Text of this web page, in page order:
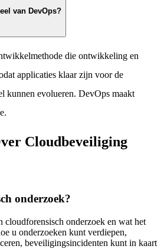
van DevOps?
die ontwikkeling en
applicaties klaar zijn voor de
kunnen evolueren. DevOps maakt
Cloudbeveiliging
onderzoek?
cloudforensisch onderzoek en wat het
u onderzoeken kunt verdiepen,
beveiligingsincidenten kunt in kaart